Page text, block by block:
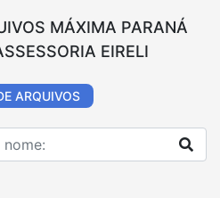
MÁXIMA PARANÁ
EIRELI
ARQUIVOS